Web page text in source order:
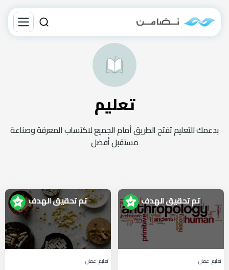
تعليم
بدعمك للتعليم تفتح الطريق أمام الجميع لاكتساب المعرفة وصناعة
مستقبل أفضل
تم تحقيق الهدف
تعليم عمان
تم تحقيق الهدف
تعليم عمان